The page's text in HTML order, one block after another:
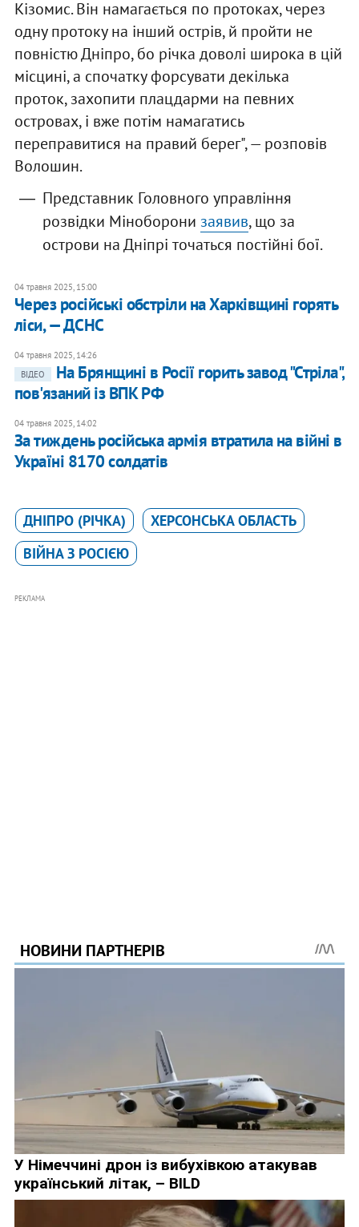
Кізомис. Він намагається по протоках, через
одну протоку на інший острів, й пройти не
повністю Дніпро, бо річка доволі широка в цій
місцині, а спочатку форсувати декілька
проток, захопити плацдарми на певних
островах, і вже потім намагатись
переправитися на правий берег", — розповів
Волошин.
Представник Головного управління
розвідки Міноборони заявив, що за
острови на Дніпрі точаться постійні бої.
04 травня 2025, 15:00
Через російські обстріли на Харківщині горять
ліси, — ДСНС
04 травня 2025, 14:26
ВІДЕО
На Брянщині в Росії горить завод "Стріла",
пов'язаний із ВПК РФ
04 травня 2025, 14:02
За тиждень російська армія втратила на війні в
Україні 8170 солдатів
ДНІПРО (РІЧКА)
ХЕРСОНСЬКА ОБЛАСТЬ
ВІЙНА З РОСІЄЮ
РЕКЛАМА